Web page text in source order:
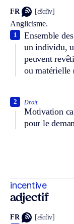
FR [ɛ̃sɑ̃tiv]
Anglicisme.
Ensemble
un individu,
peuvent
ou matérielle
1
Droit.
Motivation
pour le
2
incentive
adjectif
FR [ɛ̃sɑ̃tiv]